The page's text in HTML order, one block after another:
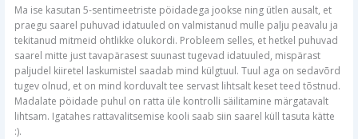
Ma ise kasutan 5-sentimeetriste pöidadega jookse ning ütlen ausalt, et
praegu saarel puhuvad idatuuled on valmistanud mulle palju peavalu ja
tekitanud mitmeid ohtlikke olukordi. Probleem selles, et hetkel puhuvad
saarel mitte just tavapärasest suunast tugevad idatuuled, mispärast
paljudel kiiretel laskumistel saadab mind külgtuul. Tuul aga on sedavõrd
tugev olnud, et on mind korduvalt tee servast lihtsalt keset teed tõstnud.
Madalate pöidade puhul on ratta üle kontrolli säilitamine märgatavalt
lihtsam. Igatahes rattavalitsemise kooli saab siin saarel küll tasuta kätte
:).